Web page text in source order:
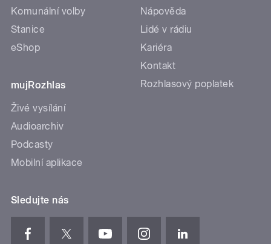
Komunální volby
Stanice
eShop
mujRozhlas
Živé vysílání
Audioarchiv
Podcasty
Mobilní aplikace
Nápověda
Lidé v rádiu
Kariéra
Kontakt
Rozhlasový poplatek
Sledujte nás